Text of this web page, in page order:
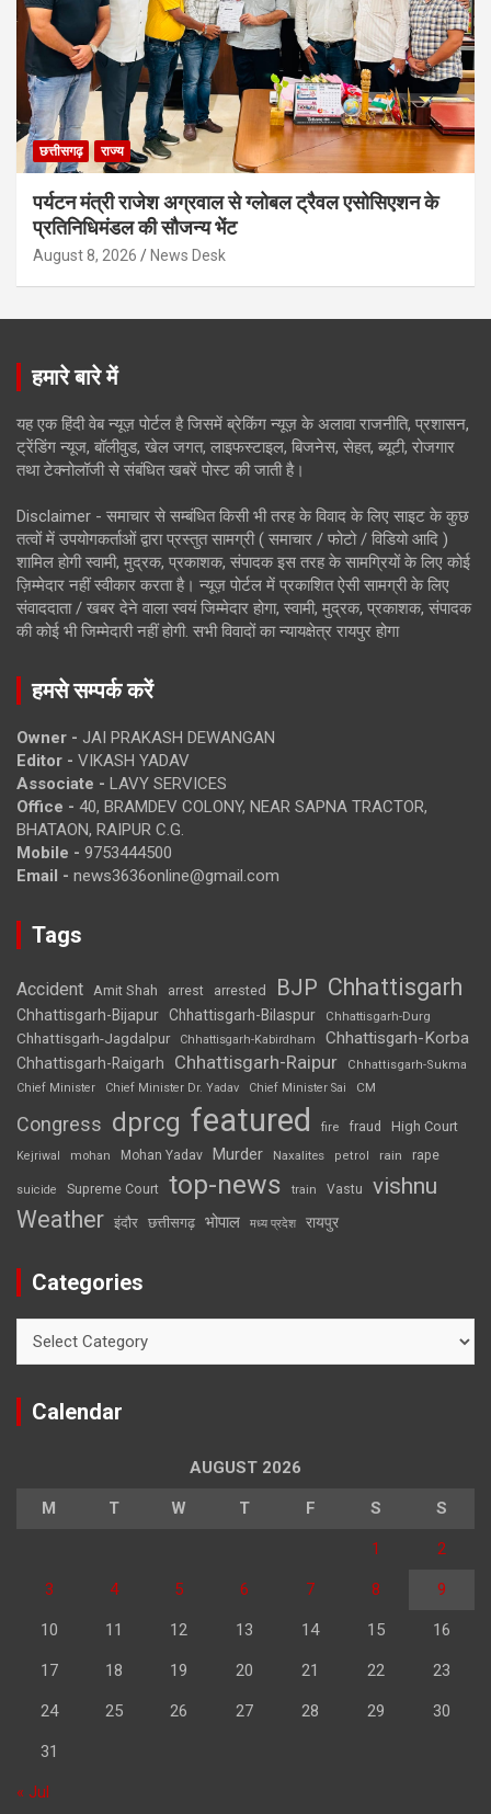
छत्तीसगढ़ राज्य
पर्यटन मंत्री राजेश अग्रवाल से ग्लोबल ट्रैवल एसोसिएशन के
प्रतिनिधिमंडल की सौजन्य भेंट
August 8, 2026 News Desk
हमारे बारे में
यह एक हिंदी वेब न्यूज़ पोर्टल है जिसमें ब्रेकिंग न्यूज़ के अलावा राजनीति, प्रशासन,
ट्रेंडिंग न्यूज, बॉलीवुड, खेल जगत, लाइफस्टाइल, बिजनेस, सेहत, ब्यूटी, रोजगार
तथा टेक्नोलॉजी से संबंधित खबरें पोस्ट की जाती है।
Disclaimer - समाचार से सम्बंधित किसी भी तरह के विवाद के लिए साइट के कुछ
तत्वों में उपयोगकर्ताओं द्वारा प्रस्तुत सामग्री ( समाचार / फोटो / विडियो आदि )
शामिल होगी स्वामी, मुद्रक, प्रकाशक, संपादक इस तरह के सामग्रियों के लिए कोई
ज़िम्मेदार नहीं स्वीकार करता है। न्यूज़ पोर्टल में प्रकाशित ऐसी सामग्री के लिए
संवाददाता / खबर देने वाला स्वयं जिम्मेदार होगा, स्वामी, मुद्रक, प्रकाशक, संपादक
की कोई भी जिम्मेदारी नहीं होगी. सभी विवादों का न्यायक्षेत्र रायपुर होगा
हमसे सम्पर्क करें
Owner - JAI PRAKASH DEWANGAN
Editor - VIKASH YADAV
Associate - LAVY SERVICES
Office - 40, BRAMDEV COLONY, NEAR SAPNA TRACTOR,
BHATAON, RAIPUR C.G.
Mobile - 9753444500
Email - news3636online@gmail.com
Tags
Accident Amit Shah arrest arrested BJP Chhattisgarh
Chhattisgarh-Bijapur Chhattisgarh-Bilaspur Chhattisgarh-Durg
Chhattisgarh-Jagdalpur Chhattisgarh-Kabirdham Chhattisgarh-Korba
Chhattisgarh-Raigarh Chhattisgarh-Raipur
Chhattisgarh-Sukma
Chief Minister
Chief Minister Dr. Yadav Chief Minister Sai CM
Congress dprcg featured fire fraud High Court
Kejriwal mohan Mohan Yadav Murder Naxalites petrol rain rape
suicide Supreme Court top-news train Vastu vishnu
Weather इंदौर छत्तीसगढ़ भोपाल मध्य प्रदेश रायपुर
Categories
Calendar
AUGUST 2026
M T W T F S S
1 2
3 4 5 6 7 8 9
10 11 12 13 14 15 16
17 18 19 20 21 22 23
24 25 26 27 28 29 30
31
« Jul